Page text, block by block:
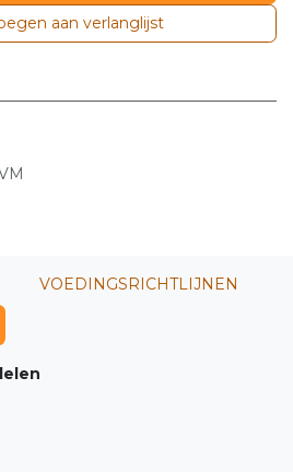
aan verlanglijst
VOEDINGSRICHTLIJNEN